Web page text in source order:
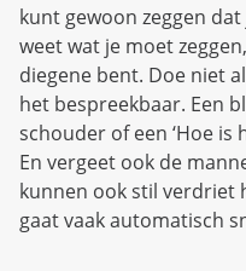
kunt gewoon zeggen
weet wat je moet
diegene bent. Doe niet
het bespreekbaar. Een
schouder of een ‘Hoe is
En vergeet ook de
kunnen ook stil verdriet
gaat vaak automatisch